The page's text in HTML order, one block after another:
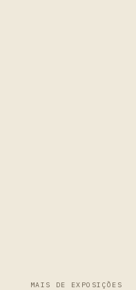
MAIS DE EXPOSIÇÕES